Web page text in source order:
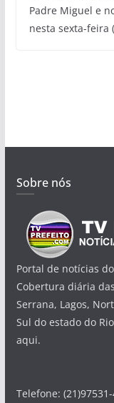
Padre Miguel e
nesta sexta-feira
Sobre nós
Portal de notícias
Cobertura diária
Serrana, Lagos,
Sul do estado do
aqui.
Telefone: